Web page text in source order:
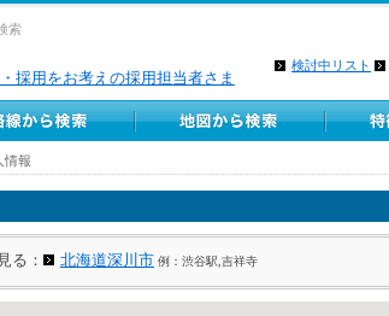
索
検討中リスト
採用をお考えの採用担当者さま
情報
る： 北海道深川市 例：渋谷駅,吉祥寺